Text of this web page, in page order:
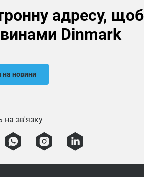
адресу, щоб
Dinmark
на новини
на зв'язку